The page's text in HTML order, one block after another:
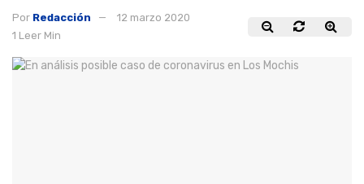
Por Redacción
12 marzo 2020
1 Leer Min